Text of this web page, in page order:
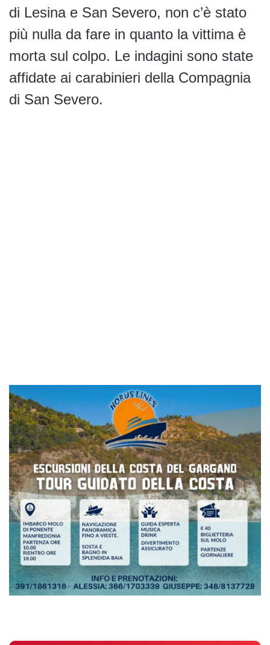
di Lesina e San Severo, non c’è stato
più nulla da fare in quanto la vittima è
morta sul colpo. Le indagini sono state
affidate ai carabinieri della Compagnia
di San Severo.